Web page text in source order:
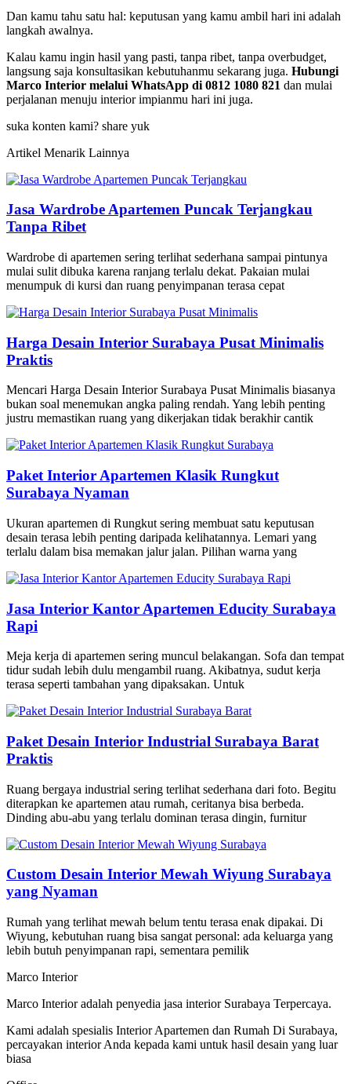
Dan kamu tahu satu hal: keputusan yang kamu ambil hari ini adalah
langkah awalnya.
Kalau kamu ingin hasil yang pasti, tanpa ribet, tanpa overbudget,
langsung saja konsultasikan kebutuhanmu sekarang juga. Hubungi
Marco Interior melalui WhatsApp di 0812 1080 821 dan mulai
perjalanan menuju interior impianmu hari ini juga.
suka konten kami? share yuk
Artikel Menarik Lainnya
Jasa Wardrobe Apartemen Puncak Terjangkau
Tanpa Ribet
Wardrobe di apartemen sering terlihat sederhana sampai pintunya
mulai sulit dibuka karena ranjang terlalu dekat. Pakaian mulai
menumpuk di kursi dan ruang penyimpanan terasa cepat
Harga Desain Interior Surabaya Pusat Minimalis
Praktis
Mencari Harga Desain Interior Surabaya Pusat Minimalis biasanya
bukan soal menemukan angka paling rendah. Yang lebih penting
justru memastikan ruang yang dikerjakan tidak berakhir cantik
Paket Interior Apartemen Klasik Rungkut
Surabaya Nyaman
Ukuran apartemen di Rungkut sering membuat satu keputusan
desain terasa lebih penting daripada kelihatannya. Lemari yang
terlalu dalam bisa memakan jalur jalan. Pilihan warna yang
Jasa Interior Kantor Apartemen Educity Surabaya
Rapi
Meja kerja di apartemen sering muncul belakangan. Sofa dan tempat
tidur sudah lebih dulu mengambil ruang. Akibatnya, sudut kerja
terasa seperti tambahan yang dipaksakan. Untuk
Paket Desain Interior Industrial Surabaya Barat
Praktis
Ruang bergaya industrial sering terlihat sederhana dari foto. Begitu
diterapkan ke apartemen atau rumah, ceritanya bisa berbeda.
Dinding abu-abu yang terlalu dominan terasa dingin, furnitur
Custom Desain Interior Mewah Wiyung Surabaya
yang Nyaman
Rumah yang terlihat mewah belum tentu terasa enak dipakai. Di
Wiyung, kebutuhan ruang bisa sangat personal: ada keluarga yang
lebih butuh penyimpanan rapi, sementara pemilik
Marco Interior
Marco Interior adalah penyedia jasa interior Surabaya Terpercaya.
Kami adalah spesialis Interior Apartemen dan Rumah Di Surabaya,
percayakan interior Anda kepada kami untuk hasil desain yang luar
biasa